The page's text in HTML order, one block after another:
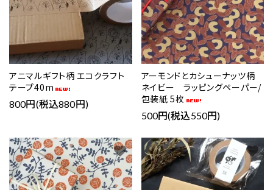
アニマルギフト柄 エコクラフト
テープ40m
800円(税込880円)
アーモンドとカシューナッツ柄
ネイビー ラッピングペーパー/
包装紙 5枚
500円(税込550円)
favorite favorite